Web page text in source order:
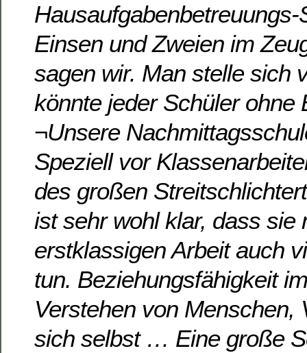
Einsen und Zweien im
sagen wir. Man stelle sich
könnte jeder Schüler ohne
¬Unsere
Speziell vor
des großen
ist sehr wohl klar, dass sie
erstklassigen Arbeit auch
tun. Beziehungsfähigkeit
Verstehen von Menschen,
sich selbst … Eine große